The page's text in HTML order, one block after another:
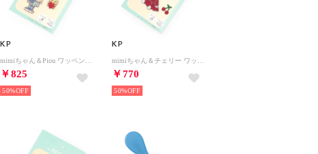
KP
￥825
50%
KP
￥770
50%